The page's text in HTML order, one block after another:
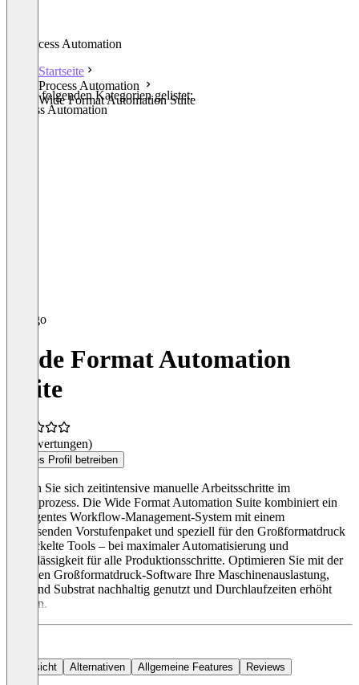
Process Automation
Startseite
Process Automation
Wide Format Automation Suite
In den folgenden Kategorien gelistet:
Process Automation
Wide Format Automation
Suite
(0 Bewertungen)
Dieses Profil betreiben
Sparen Sie sich zeitintensive manuelle Arbeitsschritte im
Druckprozess. Die Wide Format Automation Suite kombiniert ein
intelligentes Workflow-Management-System mit einem
umfassenden Vorstufenpaket und speziell für den Großformatdruck
entwickelte Tools – bei maximaler Automatisierung und
Zuverlässigkeit für alle Produktionsschritte. Optimieren Sie mit der
flexiblen Großformatdruck-Software Ihre Maschinenauslastung,
während Substrat nachhaltig genutzt und Durchlaufzeiten erhöht
werden.
Übersicht Alternativen Allgemeine Features Reviews